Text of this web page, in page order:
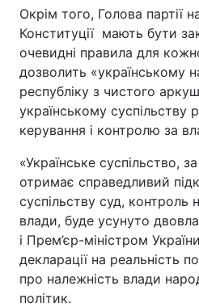
Окрім того, Голова партії
Конституції мають бути
очевидні правила для
дозволить «українському
республіку з чистого
українському суспільству
керування і контролю за
«Українське суспільство,
отримає справедливий
суспільству суд, контроль
влади, буде усунуто
і Прем’єр-міністром
декларації на реальність
про належність влади
політик.